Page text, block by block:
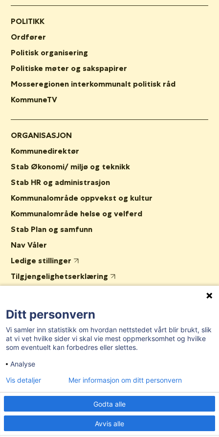
POLITIKK
Ordfører
Politisk organisering
Politiske møter og sakspapirer
Mosseregionen interkommunalt politisk råd
KommuneTV
ORGANISASJON
Kommunedirektør
Stab Økonomi/ miljø og teknikk
Stab HR og administrasjon
Kommunalområde oppvekst og kultur
Kommunalområde helse og velferd
Stab Plan og samfunn
Nav Våler
Ledige stillinger
Tilgjengelighetserklæring
Post- og besøksadresse:Herredshuset, Kjosveien 1, 1592 Våler i
Østfold
7874.06.27502
Ditt personvern
Vi samler inn statistikk om hvordan nettstedet vårt blir brukt, slik
at vi vet hvilke sider vi skal vie mest oppmerksomhet og hvilke
som eventuelt kan forbedres eller slettes.
Analyse
Godta alle
Avvis alle
Vis detaljer Mer informasjon om ditt personvern